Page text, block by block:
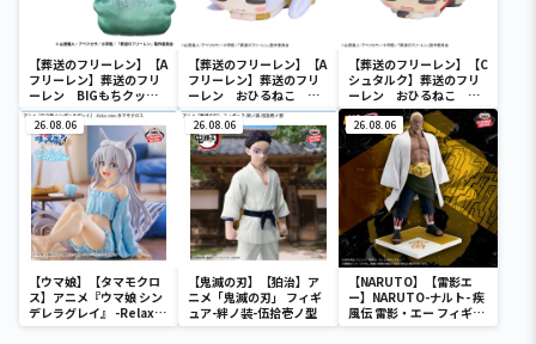
【葬送のフリーレン】【A
フリーレン】葬送のフリ
ーレン BIGもちクッシ
ョン
【葬送のフリーレン】【A
フリーレン】葬送のフリ
ーレン おひるねこ ミ
ニフィギュア（EX）
【葬送のフリーレン】【C
シュタルク】葬送のフリ
ーレン おひるねこ ミ
ニフィギュア（EX）
26.08.06
【ウマ娘】【タマモクロ
ス】アニメ『ウマ娘 シン
デレラグレイ』 -Relax
time-タマモクロス
26.08.06
【鬼滅の刃】【狛治】ア
ニメ「鬼滅の刃」 フィギ
ュア-絆ノ装-伍拾壱ノ型
26.08.06
【NARUTO】【雷影エ
ー】NARUTO-ナルト- 疾
風伝 雷影・エー フィギュ
ア～五影集結…!!～